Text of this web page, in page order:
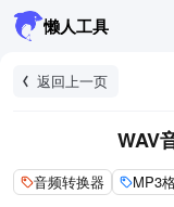
懒人工具
返回上一页
WAV
音频转换器 MP3